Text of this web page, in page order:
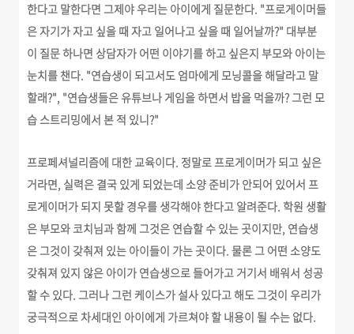
한다고 말한다면 그제야 우리는 아이에게 질문한다. "프로게이머들
은 자기가 자고 싶을 때 자고 일어나고 싶을 때 일어날까?" 대부분
이 질문 하나면 상담자가 어떤 이야기를 하고 싶은지 부모와 아이는
눈치를 챈다. "연습생이 되고서도 엄마에게 모닝콜을 해달라고 말
할래?", "연습생들은 유튜브나 게임을 하면서 밥을 먹을까? 그런 모
습 스트리밍에서 본 적 있니?"
프로페셔널리즘에 대한 교육이다. 정말로 프로게이머가 되고 싶은
거라면, 실력은 결국 있게 되었는데 소양 준비가 안되어 있어서 프
로게이머가 되지 못할 경우를 생각해야 한다고 알려준다. 학원 생활
은 부모와 코치님과 함께 그것은 연습할 수 있는 곳이지만, 연습생
은 그것이 갖춰져 있는 아이들이 가는 곳이다. 물론 그 어떤 소양도
갖춰져 있지 않은 아이가 연습생으로 들어가고 거기서 배워서 성공
할 수 있다. 그러나 그런 케이스가 설사 있다고 해도 그것이 우리가
궁극적으로 차세대인 아이에게 가르쳐야 할 내용이 될 수는 없다.